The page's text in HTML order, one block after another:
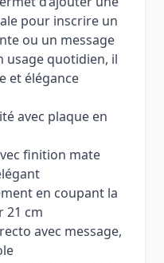
pour inscrire un
ou un message
usage quotidien, il
et élégance
avec plaque en
finition mate
en coupant la
21 cm
avec message,